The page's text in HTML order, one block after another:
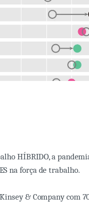
HÍBRIDO, a
na força de trabalho.
& Company com